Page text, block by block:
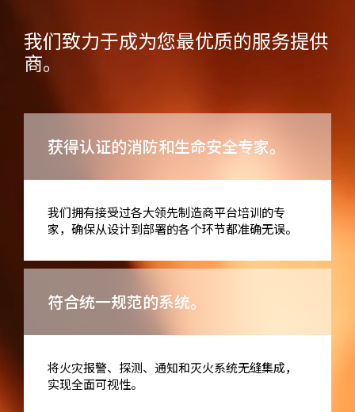
我们致力于成为您最优质的服务提供
商。
获得认证的消防和生命安全专家。
我们拥有接受过各大领先制造商平台培训的专
家，确保从设计到部署的各个环节都准确无误。
符合统一规范的系统。
将火灾报警、探测、通知和灭火系统无缝集成，
实现全面可视性。